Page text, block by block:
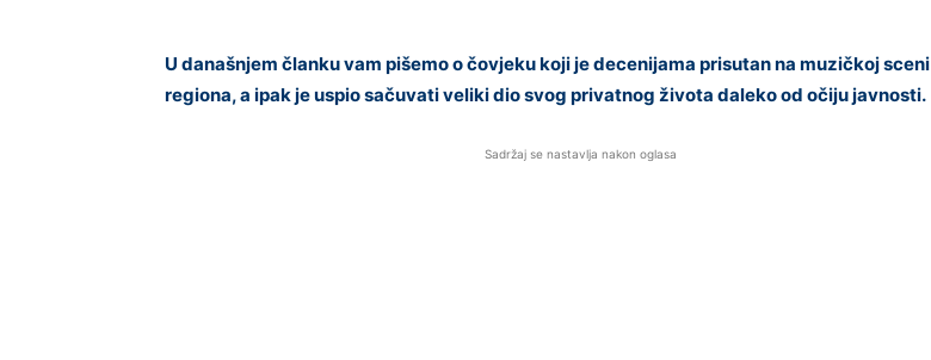
U današnjem članku vam pišemo o čovjeku koji je decenijama prisutan na muzičkoj sceni
regiona, a ipak je uspio sačuvati veliki dio svog privatnog života daleko od očiju javnosti.
Sadržaj se nastavlja nakon oglasa